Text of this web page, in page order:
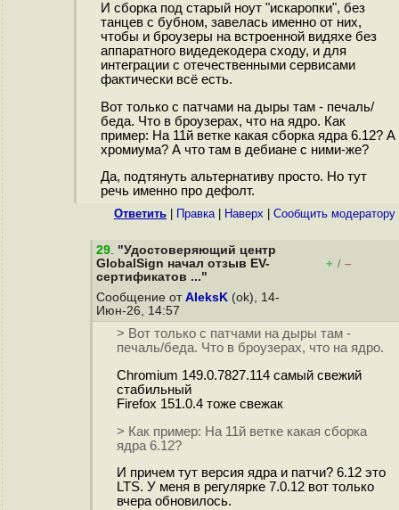
И сборка под старый ноут "искаропки", без
танцев с бубном, завелась именно от них,
чтобы и броузеры на встроенной видяхе без
аппаратного видедекодера сходу, и для
интеграции с отечественными сервисами
фактически всё есть.
Вот только с патчами на дыры там - печаль/
беда. Что в броузерах, что на ядро. Как
пример: На 11й ветке какая сборка ядра 6.12? А
хромиума? А что там в дебиане с ними-же?
Да, подтянуть альтернативу просто. Но тут
речь именно про дефолт.
Ответить Правка| Наверх Cообщить модератору
29. "Удостоверяющий центр
GlobalSign начал отзыв EV-
сертификатов ..."
+ / –
Сообщение от AleksK (ok), 14-
Июн-26, 14:57
> Вот только с патчами на дыры там -
печаль/беда. Что в броузерах, что на ядро.
Chromium 149.0.7827.114 самый свежий
стабильный
Firefox 151.0.4 тоже свежак
> Как пример: На 11й ветке какая сборка
ядра 6.12?
И причем тут версия ядра и патчи? 6.12 это
LTS. У меня в регулярке 7.0.12 вот только
вчера обновилось.